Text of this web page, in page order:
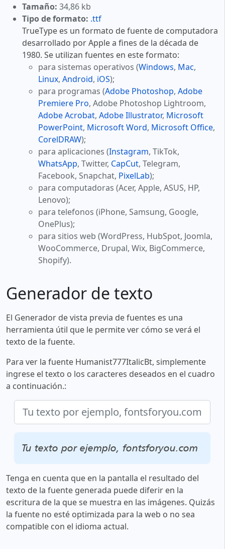
Tamaño: 34,86 kb
Tipo de formato: .ttf
TrueType es un formato de fuente de computadora
desarrollado por Apple a fines de la década de
1980. Se utilizan fuentes en este formato:
para sistemas operativos (Windows, Mac,
Linux, Android, iOS);
para programas (Adobe Photoshop, Adobe
Premiere Pro, Adobe Photoshop Lightroom,
Adobe Acrobat, Adobe Illustrator, Microsoft
PowerPoint, Microsoft Word, Microsoft Office,
CorelDRAW);
para aplicaciones (Instagram, TikTok,
WhatsApp, Twitter, CapCut, Telegram,
Facebook, Snapchat, PixelLab);
para computadoras (Acer, Apple, ASUS, HP,
Lenovo);
para telefonos (iPhone, Samsung, Google,
OnePlus);
para sitios web (WordPress, HubSpot, Joomla,
WooCommerce, Drupal, Wix, BigCommerce,
Shopify).
Generador de texto
El Generador de vista previa de fuentes es una
herramienta útil que le permite ver cómo se verá el
texto de la fuente.
Para ver la fuente Humanist777ItalicBt, simplemente
ingrese el texto o los caracteres deseados en el cuadro
a continuación.:
Tu texto por ejemplo, fontsforyou.com
Tenga en cuenta que en la pantalla el resultado del
texto de la fuente generada puede diferir en la
escritura de la que se muestra en las imágenes. Quizás
la fuente no esté optimizada para la web o no sea
compatible con el idioma actual.